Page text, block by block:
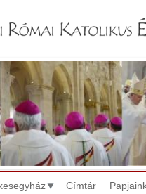
Címtár